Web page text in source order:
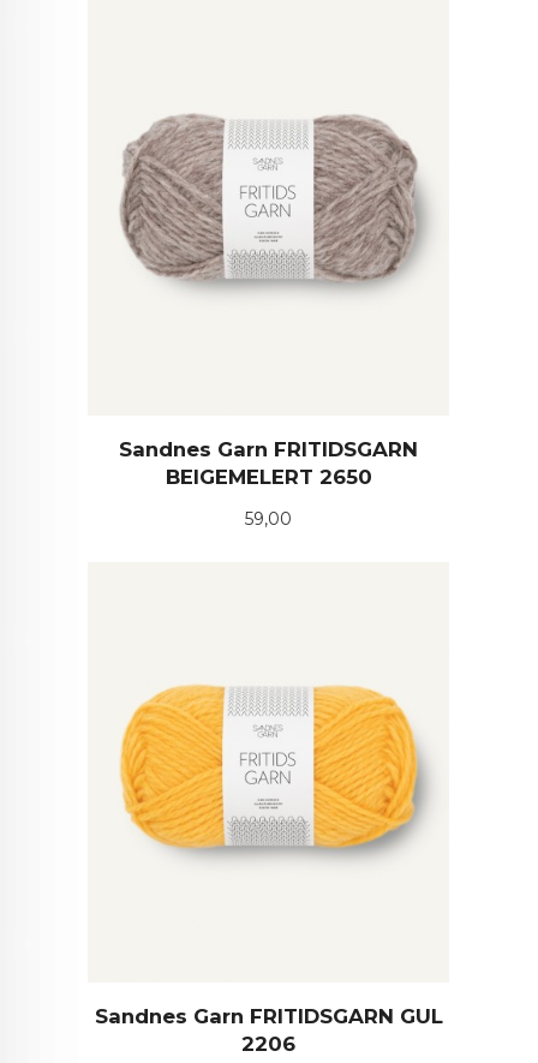
Sandnes Garn FRITIDSGARN
BEIGEMELERT 2650
Pris
59,00
Sandnes Garn FRITIDSGARN GUL
2206